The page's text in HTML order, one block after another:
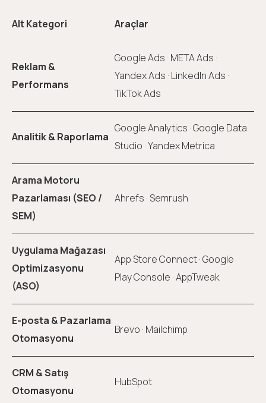
Alt Kategori Araçlar
Reklam &
Performans
Google Ads · META Ads ·
Yandex Ads · LinkedIn Ads ·
TikTok Ads
Analitik & Raporlama
Google Analytics · Google Data
Studio · Yandex Metrica
Arama Motoru
Pazarlaması (SEO /
SEM)
Ahrefs · Semrush
Uygulama Mağazası
Optimizasyonu
(ASO)
App Store Connect · Google
Play Console · AppTweak
E-posta & Pazarlama
Otomasyonu
Brevo · Mailchimp
CRM & Satış
Otomasyonu
HubSpot